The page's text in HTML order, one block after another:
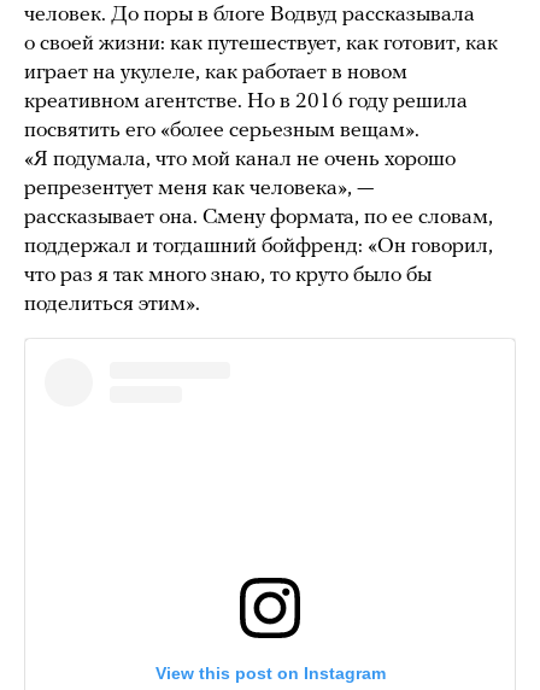
человек. До поры в блоге Водвуд рассказывала
о своей жизни: как путешествует, как готовит, как
играет на укулеле, как работает в новом
креативном агентстве. Но в 2016 году решила
посвятить его «более серьезным вещам».
«Я подумала, что мой канал не очень хорошо
репрезентует меня как человека», —
рассказывает она. Смену формата, по ее словам,
поддержал и тогдашний бойфренд: «Он говорил,
что раз я так много знаю, то круто было бы
поделиться этим».